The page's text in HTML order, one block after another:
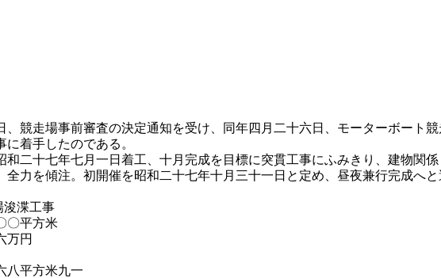
競走場事前審査の決定通知を受け、同年四月二十六日、モーターボート
着手したのである。
二十七年七月一日着工、十月完成を目標に突貫工事にふみきり、建物関
力を傾注。初開催を昭和二十七年十月三十一日と定め、昼夜兼行完成へと
浚渫工事
〇平方米
万円
平方米九一